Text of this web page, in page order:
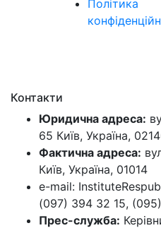
Політика
Контакти
Юридична адреса:
65 Київ, Україна,
Фактична адреса:
Київ, Україна, 01014
e-mail:
(097) 394 32 15,
Прес-служба: